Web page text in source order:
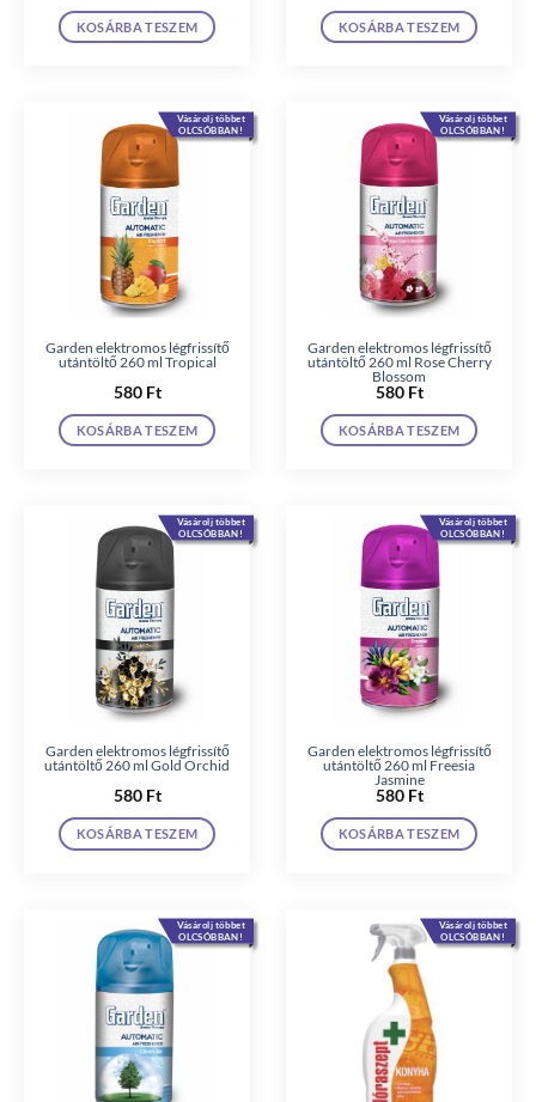
KOSÁRBA TESZEM KOSÁRBA TESZEM
Vásárolj többet
OLCSÓBBAN!
Garden elektromos légfrissítő
utántöltő 260 ml Tropical
580 Ft
KOSÁRBA TESZEM
Vásárolj többet
OLCSÓBBAN!
Garden elektromos légfrissítő
utántöltő 260 ml Rose Cherry
Blossom
580 Ft
KOSÁRBA TESZEM
Vásárolj többet
OLCSÓBBAN!
Garden elektromos légfrissítő
utántöltő 260 ml Gold Orchid
580 Ft
KOSÁRBA TESZEM
Vásárolj többet
OLCSÓBBAN!
Garden elektromos légfrissítő
utántöltő 260 ml Freesia
Jasmine
580 Ft
KOSÁRBA TESZEM
Vásárolj többet
OLCSÓBBAN!
Vásárolj többet
OLCSÓBBAN!